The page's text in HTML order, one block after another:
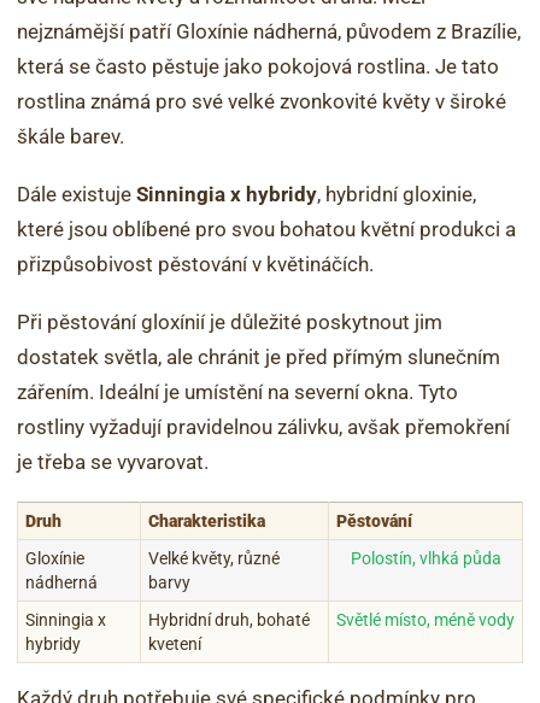
nejznámější patří Gloxínie nádherná, původem z Brazílie,
která se často pěstuje jako pokojová rostlina. Je tato
rostlina známá pro své velké zvonkovité květy v široké
škále barev.
Dále existuje Sinningia x hybridy, hybridní gloxinie,
které jsou oblíbené pro svou bohatou květní produkci a
přizpůsobivost pěstování v květináčích.
Při pěstování gloxínií je důležité poskytnout jim
dostatek světla, ale chránit je před přímým slunečním
zářením. Ideální je umístění na severní okna. Tyto
rostliny vyžadují pravidelnou zálivku, avšak přemokření
je třeba se vyvarovat.
Druh Charakteristika
Pěstování
Gloxínie
nádherná
Velké květy, různé
barvy
Polostín, vlhká půda
Sinningia x
hybridy
Hybridní druh, bohaté
kvetení
Světlé místo, méně vody